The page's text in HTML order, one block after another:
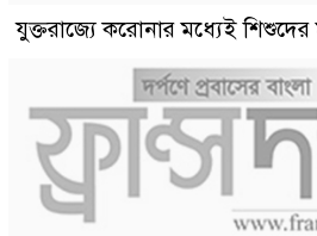
যুক্তরাজ্যে করোনার মধ্যেই